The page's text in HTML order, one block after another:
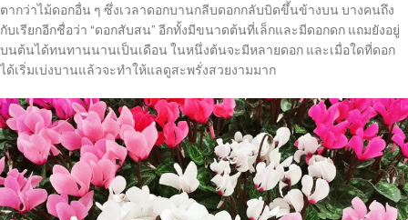
ตากว่าไม้ดอกอื่น ๆ ซึ่งเวลาดอกบานกลีบดอกกลับบิดขึ้นข้างบน บางคนถึง
กับเรียกอีกชื่อว่า “ดอกสับสน” อีกทั้งมีขนาดต้นที่เล็กและมีดอกดก แถมยังอยู่
บนต้นได้ทนทานนานเป็นเดือน ในหนึ่งต้นจะมีหลายดอก และเมื่อใดที่ดอก
ได้เริ่มเบ่งบานแล้วจะทำให้แลดูสะพรั่งสวยงามมาก